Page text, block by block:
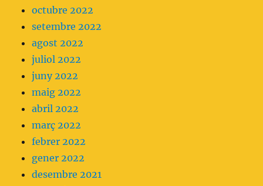
octubre 2022
setembre 2022
agost 2022
juliol 2022
juny 2022
maig 2022
abril 2022
març 2022
febrer 2022
gener 2022
desembre 2021